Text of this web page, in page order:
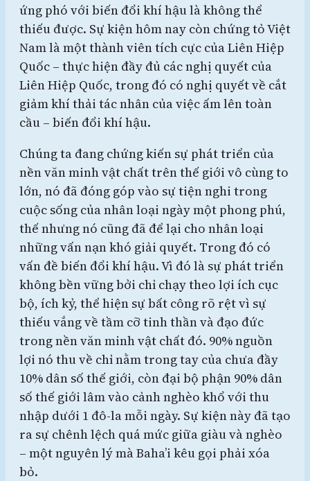
ứng phó với biến đổi khí hậu là không thể
thiếu được. Sự kiện hôm nay còn chứng tỏ Việt
Nam là một thành viên tích cực của Liên Hiệp
Quốc – thực hiện đầy đủ các nghị quyết của
Liên Hiệp Quốc, trong đó có nghị quyết về cắt
giảm khí thải tác nhân của việc ấm lên toàn
cầu – biến đổi khí hậu.
Chúng ta đang chứng kiến sự phát triển của
nền văn minh vật chất trên thế giới vô cùng to
lớn, nó đã đóng góp vào sự tiện nghi trong
cuộc sống của nhân loại ngày một phong phú,
thế nhưng nó cũng đã để lại cho nhân loại
những vấn nạn khó giải quyết. Trong đó có
vấn đề biến đổi khí hậu. Vì đó là sự phát triển
không bền vững bởi chỉ chạy theo lợi ích cục
bộ, ích kỷ, thể hiện sự bất công rõ rệt vì sự
thiếu vắng về tầm cỡ tinh thần và đạo đức
trong nền văn minh vật chất đó. 90% nguồn
lợi nó thu về chỉ nằm trong tay của chưa đầy
10% dân số thế giới, còn đại bộ phận 90% dân
số thế giới lâm vào cảnh nghèo khổ với thu
nhập dưới 1 đô-la mỗi ngày. Sự kiện này đã tạo
ra sự chênh lệch quá mức giữa giàu và nghèo
– một nguyên lý mà Baha’i kêu gọi phải xóa
bỏ.